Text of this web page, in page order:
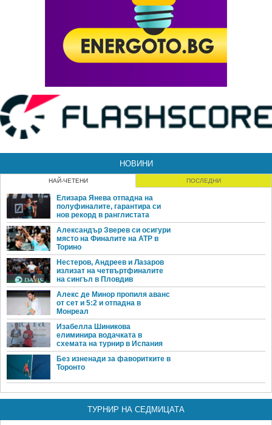
НОВИНИ
НАЙ-ЧЕТЕНИ ПОСЛЕДНИ
Елизара Янева отпадна на
полуфиналите, гарантира си
нов рекорд в ранглистата
Александър Зверев си осигури
място на Финалите на ATP в
Торино
Нестеров, Андреев и Лазаров
излизат на четвъртфиналите
на сингъл в Пловдив
Алекс де Минор пропиля аванс
от сет и 5:2 и отпадна в
Монреал
Изабелла Шиникова
елиминира водачката в
схемата на турнир в Испания
Без изненади за фаворитките в
Торонто
ТУРНИР НА СЕДМИЦАТА